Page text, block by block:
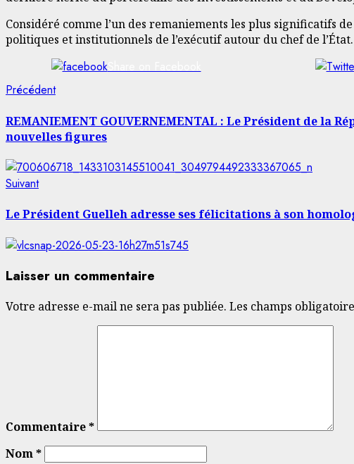
Considéré comme l’un des remaniements les plus significatifs
politiques et institutionnels de l’exécutif autour du chef de l’État.
Share on Facebook
Navigation
d’article
PrécédentArticle
REMANIEMENT GOUVERNEMENTAL : Le Président de la
nouvelles figures
SuivantArticle
Le Président Guelleh adresse ses félicitations à son
Laisser un commentaire
Votre adresse e-mail ne sera pas publiée. Les champs
Commentaire*
Nom*